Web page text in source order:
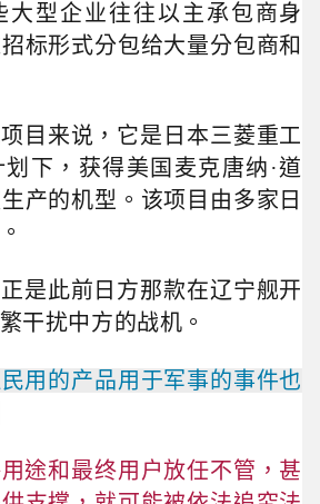
大型企业往往以主承包商身
标形式分包给大量分包商和
目来说，它是日本三菱重工
下，获得美国麦克唐纳·道
产的机型。该项目由多家日
正是此前日方那款在辽宁舰开
干扰中方的战机。
民用的产品用于军事的事件也
途和最终用户放任不管，甚